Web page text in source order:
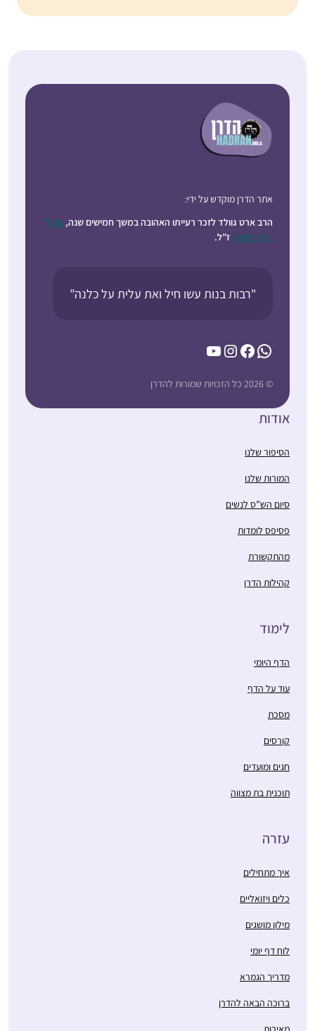
אתר הדרן מוקדש על ידי:
הרב ארט גוולד לזכר רעייתו האהובה במשך חמישים שנה, קרול
ג’וי רובינסון ז”ל.
"רבות בנות עשו חיל ואת עלית על כלנה”
WhatsApp
Facebook
Instagram
YouTube
© 2026 כל הזכויות שמורות להדרן
אודות
הסיפור שלנו
המורות שלנו
סיום הש”ס לנשים
פסיפס לומדות
מהתקשורת
קהילות הדרן
לימוד
הדף היומי
עוד על הדף
מסכת
קורסים
חגים ומועדים
תוכנית בת מצווה
עזרה
איך מתחילים
כלים ויזואליים
מילון מושגים
לוח דף יומי
מדריך הגמרא
ברוכה הבאה להדרן